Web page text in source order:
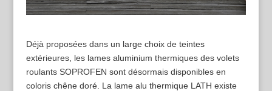
Déjà proposées dans un large choix de teintes
extérieures, les lames aluminium thermiques des volets
roulants SOPROFEN sont désormais disponibles en
coloris chêne doré. La lame alu thermique LATH existe